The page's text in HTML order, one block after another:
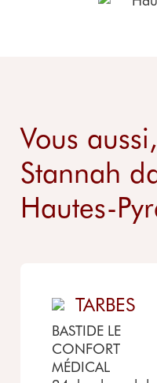
Vous
Stannah
Hautes-
TARBES
BASTIDE LE
CONFORT
MÉDICAL